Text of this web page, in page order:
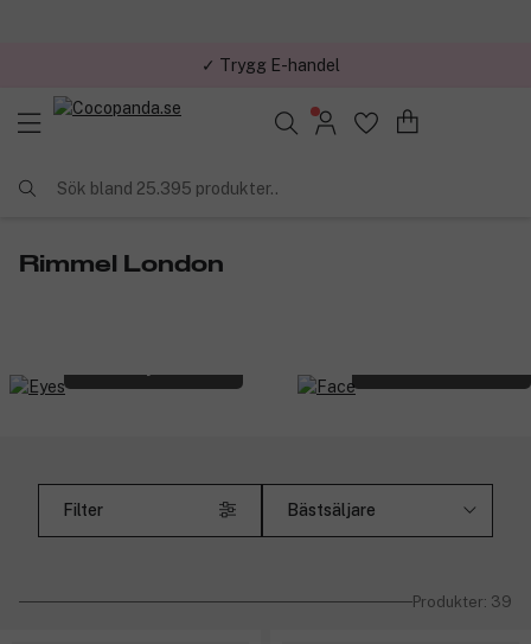
✓ Trygg E-handel
Sök bland 25.395 produkter..
Rimmel London
Filter
Produkter: 39